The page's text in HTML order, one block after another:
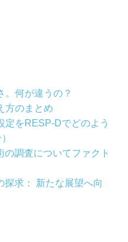
。何が違うの？
方のまとめ
定をRESP-Dでどのよう
調査についてファクト
探求： 新たな展望へ向